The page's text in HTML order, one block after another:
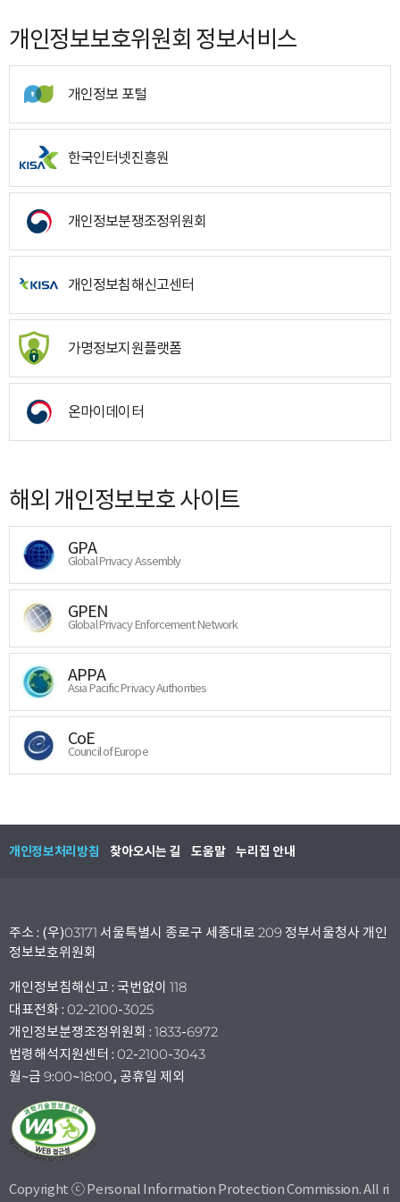
개인정보보호위원회 정보서비스
개인정보 포털
한국인터넷진흥원
개인정보분쟁조정위원회
개인정보침해신고센터
가명정보지원플랫폼
온마이데이터
해외 개인정보보호 사이트
GPA
Global Privacy Assembly
GPEN
Global Privacy Enforcement Network
APPA
Asia Pacific Privacy Authorities
CoE
Council of Europe
개인정보처리방침 찾아오시는 길 도움말 누리집 안내
주소 : (우)03171 서울특별시 종로구 세종대로 209 정부서울청사 개인
정보보호위원회
개인정보침해신고 : 국번없이 118
대표전화 : 02-2100-3025
개인정보분쟁조정위원회 : 1833-6972
법령해석지원센터 : 02-2100-3043
월~금 9:00~18:00, 공휴일 제외
Copyright ⓒ Personal Information Protection Commission. All ri